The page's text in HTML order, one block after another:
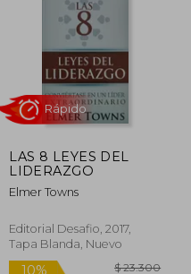
dcto.
LAS 8 LEYES DEL
LIDERAZGO
Elmer Towns
Editorial Desafio, 2017,
Tapa Blanda, Nuevo